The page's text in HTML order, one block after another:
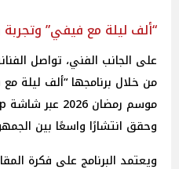
“ألف ليلة مع فيفي”
على الجانب الفني، تواصل
من خلال برنامجها “ألف ليلة
وحقق انتشارًا واسعًا بين
ويعتمد البرنامج على فكرة